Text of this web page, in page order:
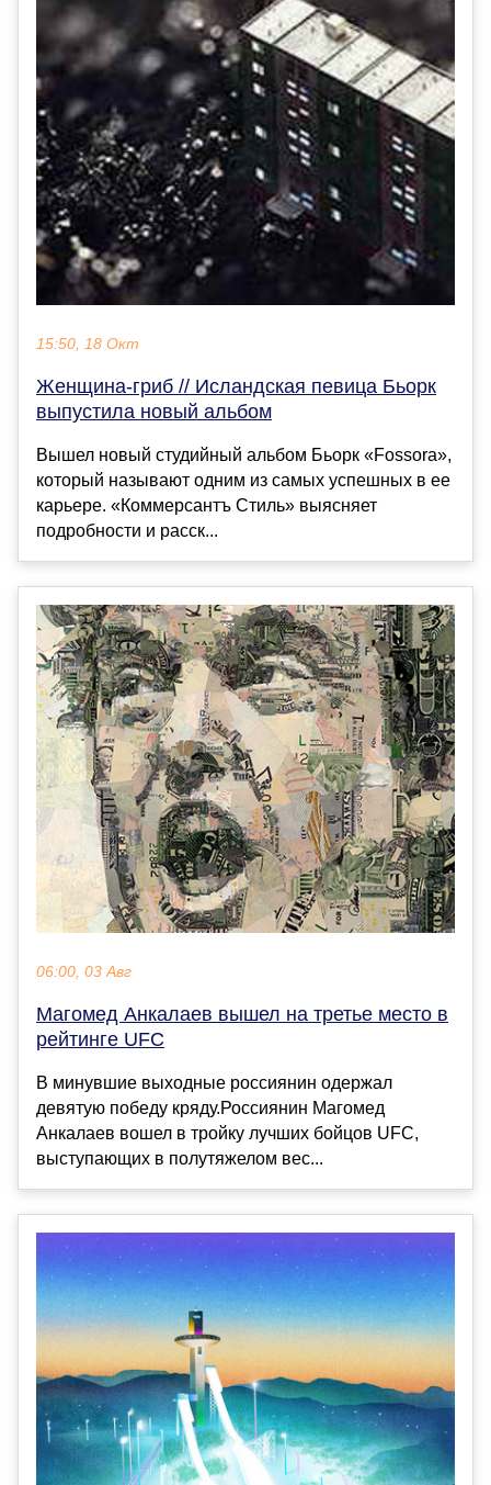
15:50, 18 Окт
Женщина-гриб // Исландская певица Бьорк
выпустила новый альбом
Вышел новый студийный альбом Бьорк «Fossora»,
который называют одним из самых успешных в ее
карьере. «Коммерсантъ Стиль» выясняет
подробности и расск...
06:00, 03 Авг
Магомед Анкалаев вышел на третье место в
рейтинге UFC
В минувшие выходные россиянин одержал
девятую победу кряду.Россиянин Магомед
Анкалаев вошел в тройку лучших бойцов UFC,
выступающих в полутяжелом вес...